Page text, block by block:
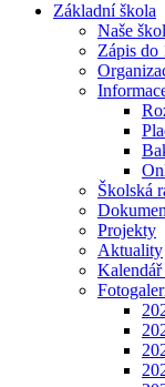
Základní škola
Naše
Zápis do
Školská
Projekty
Aktuality